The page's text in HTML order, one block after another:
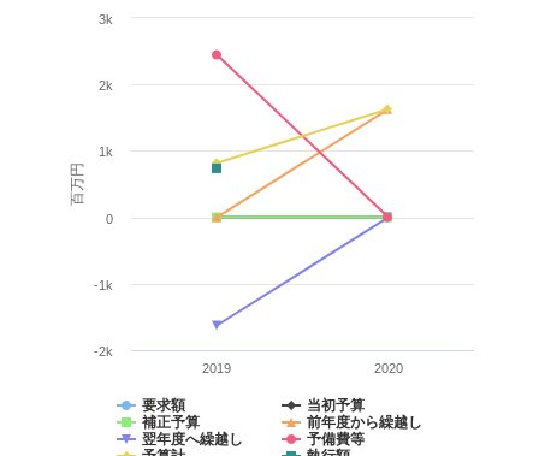
百万円
要求額
当初予算
補正予算
前年度から繰越し
翌年度へ繰越し
予備費等
2019 2020
-2k
-1k
0
1k
2k
3k